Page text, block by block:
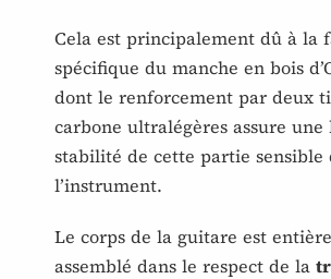
Cela est principalement dû à la
spécifique du manche en bois
dont le renforcement par deux
carbone ultralégères assure une
stabilité de cette partie sensible
l’instrument.
Le corps de la guitare est
assemblé dans le respect de la